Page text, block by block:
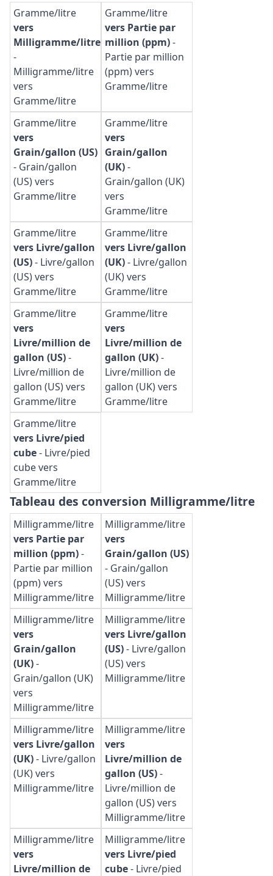
Gramme/litre
vers
Milligramme/litre
-
Milligramme/litre
vers
Gramme/litre
Gramme/litre
vers Partie par
million (ppm)-
Partie par million
(ppm) vers
Gramme/litre
Gramme/litre
vers
Grain/gallon (US)
- Grain/gallon
(US) vers
Gramme/litre
Gramme/litre
vers
Grain/gallon
(UK)-
Grain/gallon (UK)
vers
Gramme/litre
Gramme/litre
vers Livre/gallon
(US)- Livre/gallon
(US) vers
Gramme/litre
Gramme/litre
vers Livre/gallon
(UK)- Livre/gallon
(UK) vers
Gramme/litre
Gramme/litre
vers
Livre/million de
gallon (US)-
Livre/million de
gallon (US) vers
Gramme/litre
Gramme/litre
vers
Livre/million de
gallon (UK)-
Livre/million de
gallon (UK) vers
Gramme/litre
Gramme/litre
vers Livre/pied
cube- Livre/pied
cube vers
Gramme/litre
Tableau des conversion Milligramme/litre
Milligramme/litre
vers Partie par
million (ppm)-
Partie par million
(ppm) vers
Milligramme/litre
Milligramme/litre
vers
Grain/gallon (US)
- Grain/gallon
(US) vers
Milligramme/litre
Milligramme/litre
vers
Grain/gallon
(UK)-
Grain/gallon (UK)
vers
Milligramme/litre
Milligramme/litre
vers Livre/gallon
(US)- Livre/gallon
(US) vers
Milligramme/litre
Milligramme/litre
vers Livre/gallon
(UK)- Livre/gallon
(UK) vers
Milligramme/litre
Milligramme/litre
vers
Livre/million de
gallon (US)-
Livre/million de
gallon (US) vers
Milligramme/litre
Milligramme/litre
vers
Livre/million de
Milligramme/litre
vers Livre/pied
cube- Livre/pied